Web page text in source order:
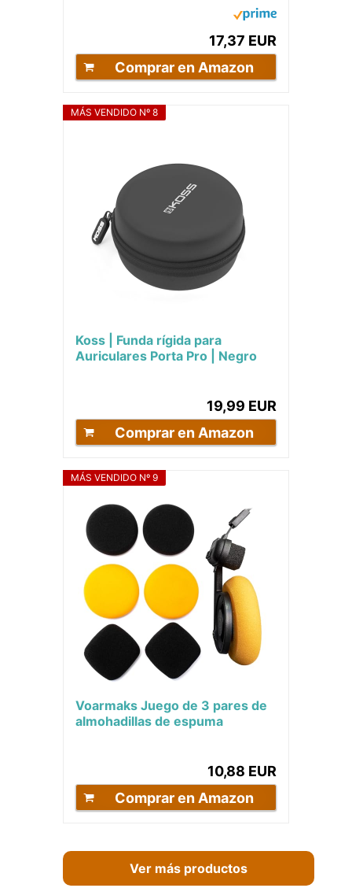
17,37 EUR
Comprar en Amazon
MÁS VENDIDO Nº 8
Koss | Funda rígida para
Auriculares Porta Pro | Negro
19,99 EUR
Comprar en Amazon
MÁS VENDIDO Nº 9
Voarmaks Juego de 3 pares de
almohadillas de espuma
10,88 EUR
Comprar en Amazon
Ver más productos